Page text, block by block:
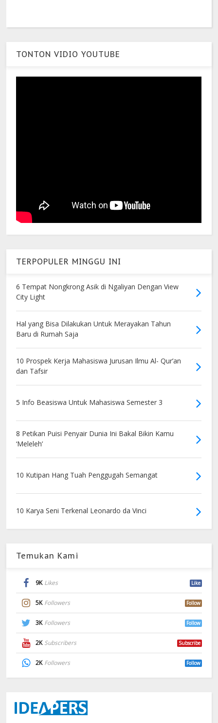
TONTON VIDIO YOUTUBE
TERPOPULER MINGGU INI
6 Tempat Nongkrong Asik di Ngaliyan Dengan View
City Light
Hal yang Bisa Dilakukan Untuk Merayakan Tahun
Baru di Rumah Saja
10 Prospek Kerja Mahasiswa Jurusan Ilmu Al- Qur’an
dan Tafsir
5 Info Beasiswa Untuk Mahasiswa Semester 3
8 Petikan Puisi Penyair Dunia Ini Bakal Bikin Kamu
‘Meleleh’
10 Kutipan Hang Tuah Penggugah Semangat
10 Karya Seni Terkenal Leonardo da Vinci
Temukan Kami
9K Likes Like
5K Followers Follow
3K Followers Follow
2K Subscribers Subscribe
2K Followers Follow